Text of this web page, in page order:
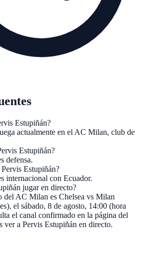
Estupiñán?
actualmente en el AC Milan, club de
Estupiñán?
defensa.
Estupiñán?
internacional con Ecuador.
jugar en directo?
del AC Milan es Chelsea vs Milan
el sábado, 8 de agosto, 14:00 (hora
el canal confirmado en la página del
ver a Pervis Estupiñán en directo.